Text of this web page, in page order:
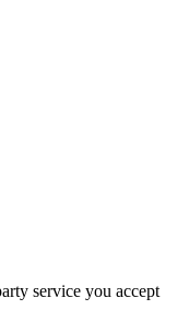
service you accept